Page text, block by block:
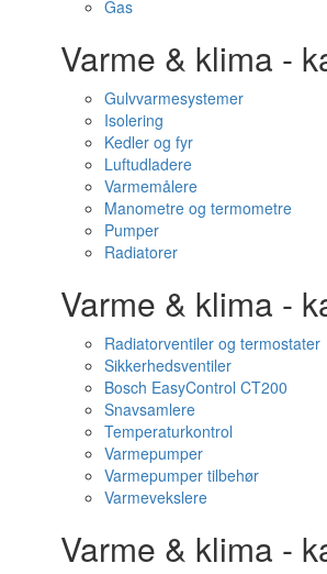
Gas
Varme & klima -
Gulvvarmesystemer
Isolering
Kedler og fyr
Luftudladere
Varmemålere
Manometre og termometre
Pumper
Radiatorer
Varme & klima -
Radiatorventiler og termostater
Sikkerhedsventiler
Bosch EasyControl CT200
Snavsamlere
Temperaturkontrol
Varmepumper
Varmepumper tilbehør
Varmevekslere
Varme & klima -